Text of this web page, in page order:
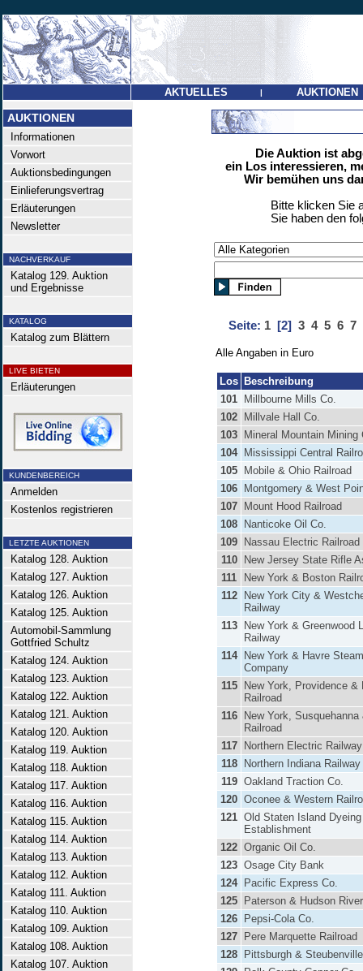
AKTUELLES | AUKTIONEN
AUKTIONEN
Informationen
Vorwort
Auktionsbedingungen
Einlieferungsvertrag
Erläuterungen
Newsletter
NACHVERKAUF
Katalog 129. Auktion
und Ergebnisse
KATALOG
Katalog zum Blättern
LIVE BIETEN
Erläuterungen
KUNDENBEREICH
Anmelden
Kostenlos registrieren
LETZTE AUKTIONEN
Katalog 128. Auktion
Katalog 127. Auktion
Katalog 126. Auktion
Katalog 125. Auktion
Automobil-Sammlung
Gottfried Schultz
Katalog 124. Auktion
Katalog 123. Auktion
Katalog 122. Auktion
Katalog 121. Auktion
Katalog 120. Auktion
Katalog 119. Auktion
Katalog 118. Auktion
Katalog 117. Auktion
Katalog 116. Auktion
Katalog 115. Auktion
Katalog 114. Auktion
Katalog 113. Auktion
Katalog 112. Auktion
Katalog 111. Auktion
Katalog 110. Auktion
Katalog 109. Auktion
Katalog 108. Auktion
Katalog 107. Auktion
Die Auktion ist
ein Los interessieren,
Wir bemühen uns
Bitte klicken Sie
Sie haben den
Seite: 1 [2] 3 4 5 6 7
Alle Angaben in Euro
Los Beschreibung
101
Millbourne Mills Co.
102
Millvale Hall Co.
103
Mineral Mountain Mining
104
Mississippi Central
105
Mobile & Ohio Railroad
106
Montgomery & West
107
Mount Hood Railroad
108
Nanticoke Oil Co.
109
Nassau Electric Railroad
110
New Jersey State Rifle
111
New York & Boston
112
New York City &
Railway
113
New York & Greenwood
Railway
114
New York & Havre
Company
115
New York, Providence &
Railroad
116
New York,
Railroad
117
Northern Electric
118
Northern Indiana Railway
119 Oakland Traction Co.
120 Oconee & Western
121 Old Staten Island Dyeing
Establishment
122 Organic Oil Co.
123 Osage City Bank
124
Pacific Express Co.
125
Paterson & Hudson
126
Pepsi-Cola Co.
127
Pere Marquette Railroad
128
Pittsburgh &